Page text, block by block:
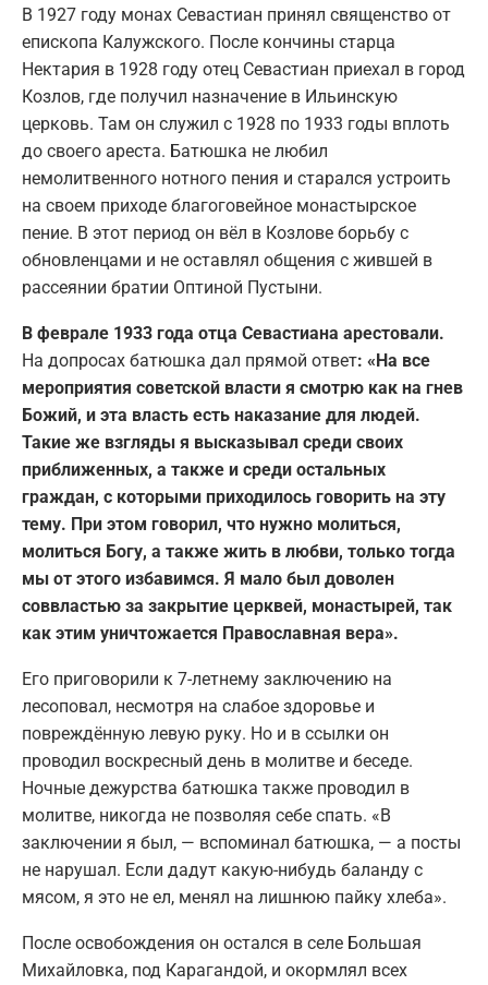
В 1927 году монах Севастиан принял священство от
епископа Калужского. После кончины старца
Нектария в 1928 году отец Севастиан приехал в город
Козлов, где получил назначение в Ильинскую
церковь. Там он служил с 1928 по 1933 годы вплоть
до своего ареста. Батюшка не любил
немолитвенного нотного пения и старался устроить
на своем приходе благоговейное монастырское
пение. В этот период он вёл в Козлове борьбу с
обновленцами и не оставлял общения с жившей в
рассеянии братии Оптиной Пустыни.
В феврале 1933 года отца Севастиана арестовали.
На допросах батюшка дал прямой ответ: «На все
мероприятия советской власти я смотрю как на гнев
Божий, и эта власть есть наказание для людей.
Такие же взгляды я высказывал среди своих
приближенных, а также и среди остальных
граждан, с которыми приходилось говорить на эту
тему. При этом говорил, что нужно молиться,
молиться Богу, а также жить в любви, только тогда
мы от этого избавимся. Я мало был доволен
соввластью за закрытие церквей, монастырей, так
как этим уничтожается Православная вера».
Его приговорили к 7-летнему заключению на
лесоповал, несмотря на слабое здоровье и
повреждённую левую руку. Но и в ссылки он
проводил воскресный день в молитве и беседе.
Ночные дежурства батюшка также проводил в
молитве, никогда не позволяя себе спать. «В
заключении я был, — вспоминал батюшка, — а посты
не нарушал. Если дадут какую-нибудь баланду с
мясом, я это не ел, менял на лишнюю пайку хлеба».
После освобождения он остался в селе Большая
Михайловка, под Карагандой, и окормлял всех